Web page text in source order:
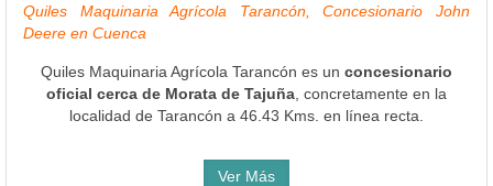
Quiles Maquinaria Agrícola Tarancón, Concesionario John
Deere en Cuenca
Quiles Maquinaria Agrícola Tarancón es un concesionario
oficial cerca de Morata de Tajuña , concretamente en la
localidad de Tarancón a 46.43 Kms. en línea recta.
Ver Más